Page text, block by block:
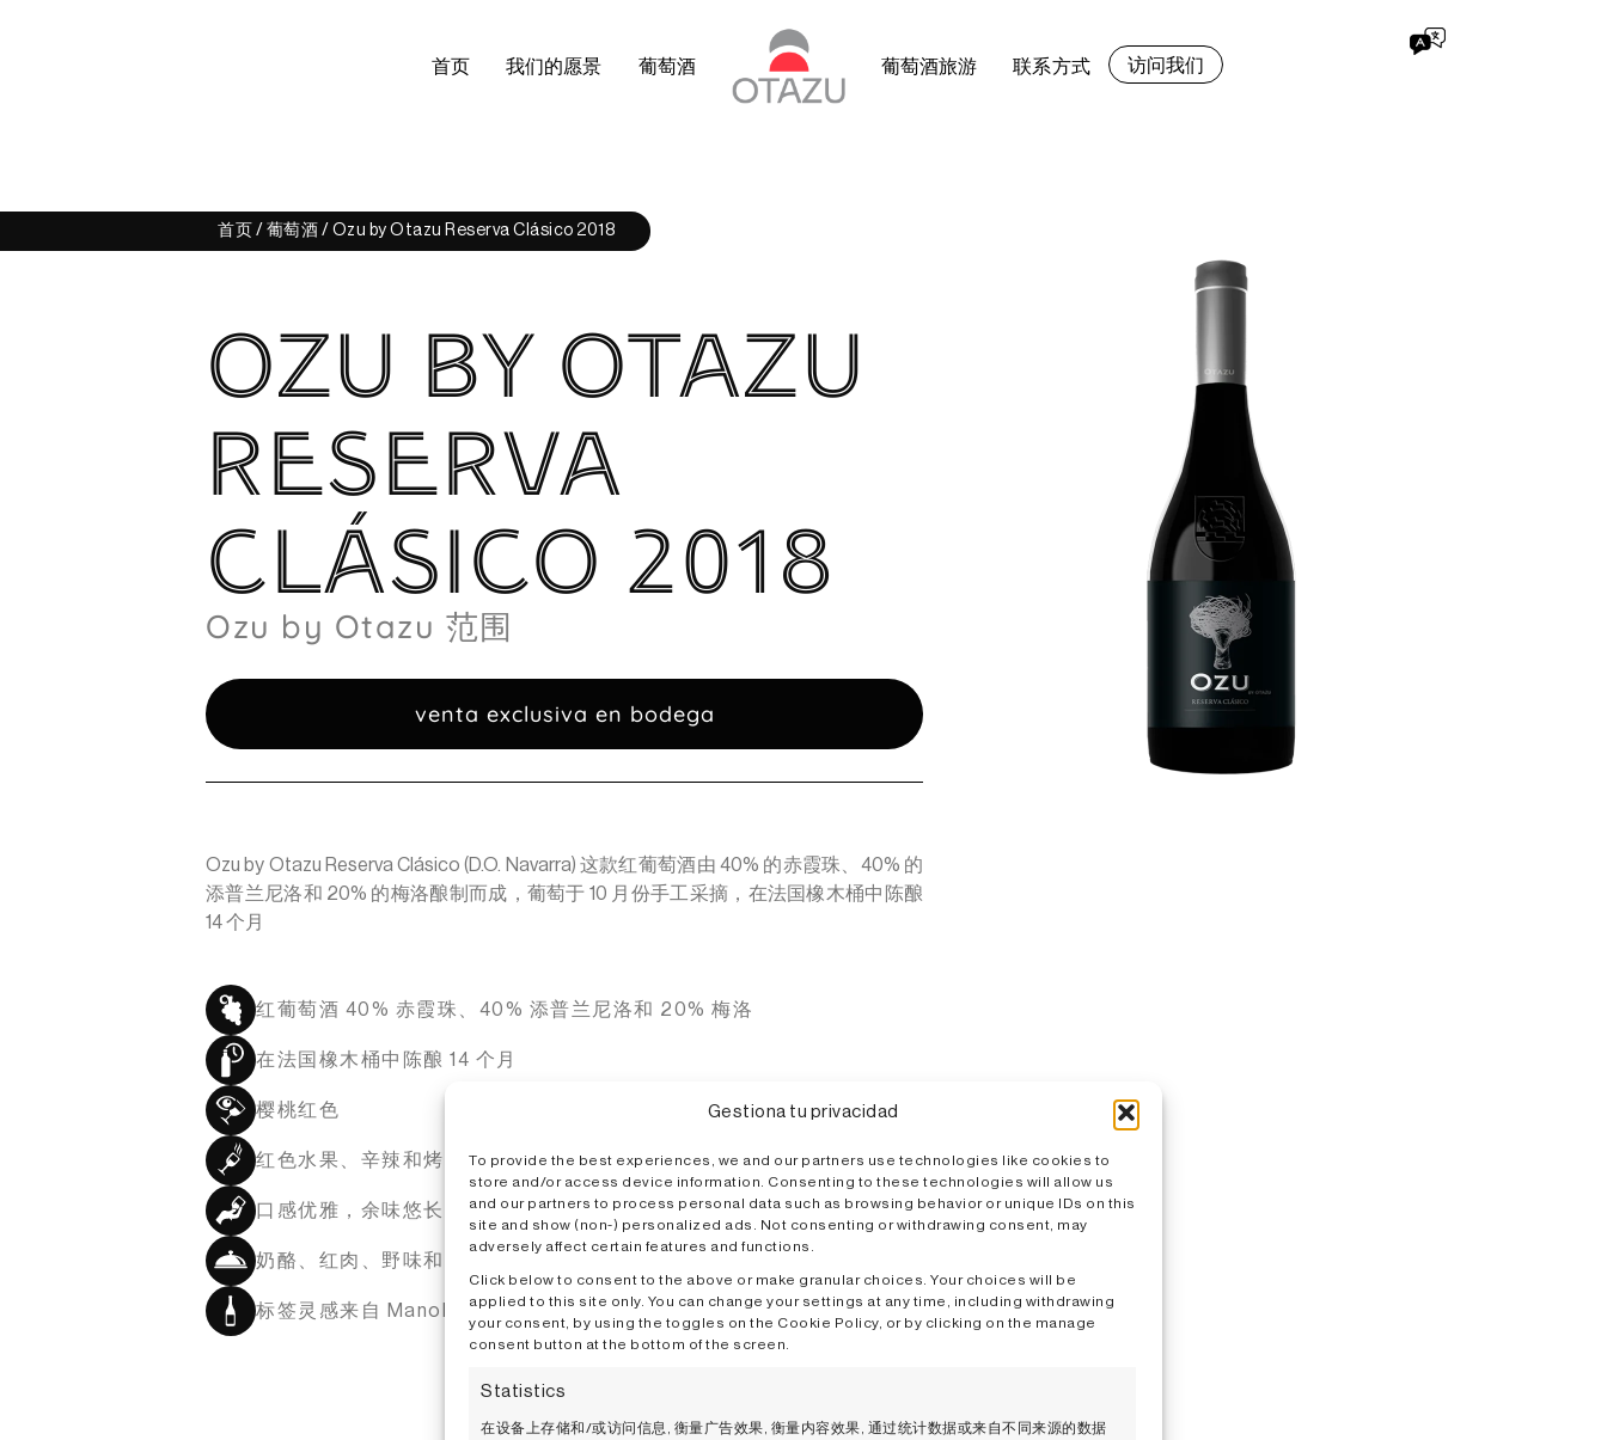
Gestiona tu privacidad
To provide the best experiences, we and our partners use technologies like cookies to
store and/or access device information. Consenting to these technologies will allow us
and our partners to process personal data such as browsing behavior or unique IDs on this
site and show (non-) personalized ads. Not consenting or withdrawing consent, may
adversely affect certain features and functions.
Click below to consent to the above or make granular choices. Your choices will be
applied to this site only. You can change your settings at any time, including withdrawing
your consent, by using the toggles on the Cookie Policy, or by clicking on the manage
consent button at the bottom of the screen.
Statistics
在设备上存储和/或访问信息, 衡量广告效果, 衡量内容效果, 通过统计数据或来自不同来源的数据
首页 我们的愿景 葡萄酒 葡萄酒旅游 联系方式 访问我们
首页 / 葡萄酒 / Ozu by Otazu Reserva Clásico 2018
OZU BY OTAZU
RESERVA
CLÁSICO 2018
Ozu by Otazu 范围
venta exclusiva en bodega
Ozu by Otazu Reserva Clásico (D.O. Navarra) 这款红葡萄酒由 40% 的赤霞珠、40% 的
添普兰尼洛和 20% 的梅洛酿制而成，葡萄于 10 月份手工采摘，在法国橡木桶中陈酿
14 个月
红葡萄酒 40% 赤霞珠、40% 添普兰尼洛和 20% 梅洛
在法国橡木桶中陈酿 14 个月
樱桃红色
红色水果、辛辣和烤面包的香味和谐地结合在一起
口感优雅，余味悠长清新
奶酪、红肉、野味和烤肉
标签灵感来自 Manolo Valdés 的作品 "Ariadna"